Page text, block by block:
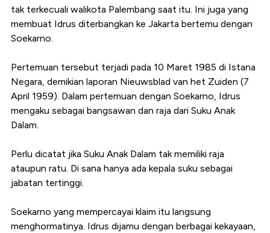
tak terkecuali walikota Palembang saat itu. Ini juga yang
membuat Idrus diterbangkan ke Jakarta bertemu dengan
Soekarno.
Pertemuan tersebut terjadi pada 10 Maret 1985 di Istana
Negara, demikian laporan Nieuwsblad van het Zuiden (7
April 1959). Dalam pertemuan dengan Soekarno, Idrus
mengaku sebagai bangsawan dan raja dari Suku Anak
Dalam.
Perlu dicatat jika Suku Anak Dalam tak memiliki raja
ataupun ratu. Di sana hanya ada kepala suku sebagai
jabatan tertinggi.
Soekarno yang mempercayai klaim itu langsung
menghormatinya. Idrus dijamu dengan berbagai kekayaan,